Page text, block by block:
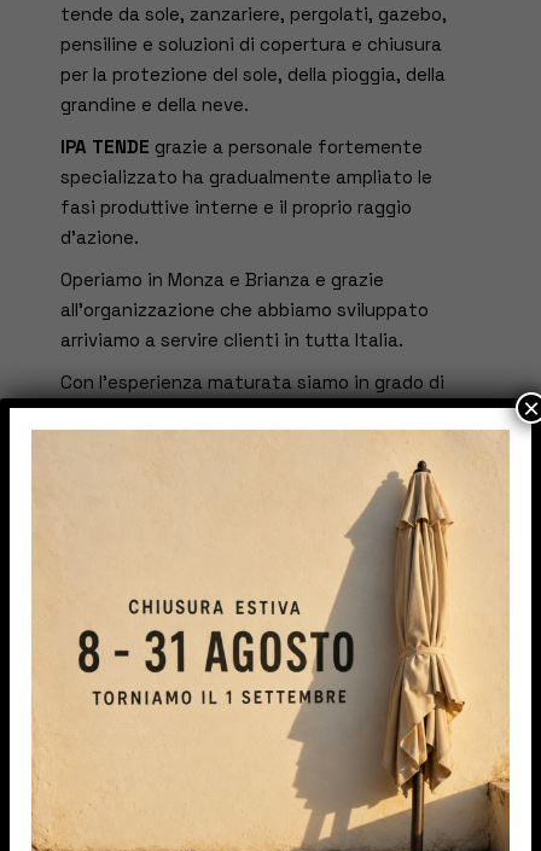
tende da sole, zanzariere, pergolati, gazebo,
pensiline e soluzioni di copertura e chiusura
per la protezione del sole, della pioggia, della
grandine e della neve.
IPA TENDE grazie a personale fortemente
specializzato ha gradualmente ampliato le
fasi produttive interne e il proprio raggio
d’azione.
Operiamo in Monza e Brianza e grazie
all’organizzazione che abbiamo sviluppato
arriviamo a servire clienti in tutta Italia.
Con l’esperienza maturata siamo in grado di
proporvi e consigliarvi i migliori prodotti del
mercato, valutando le vostre esigenze ed
Tra i principali marchi con cui collaboriamo
, aziende di successo e
×